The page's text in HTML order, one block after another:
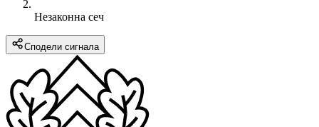
Незаконна сеч
Сподели сигнала